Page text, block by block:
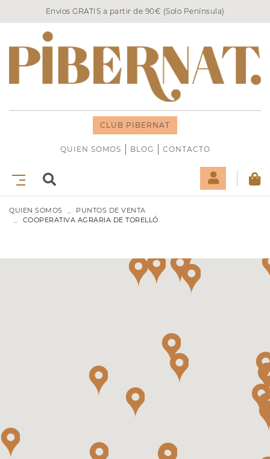
Envíos GRATIS a partir de 90€ (Solo Península)
CLUB PIBERNAT
QUIEN SOMOS BLOG CONTACTO
QUIEN SOMOS
PUNTOS DE VENTA
COOPERATIVA AGRARIA DE TORELLÓ